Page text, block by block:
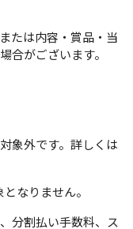
たは内容・賞品・当
合がございます。
象外です。詳しくは
なりません。
分割払い手数料、ス